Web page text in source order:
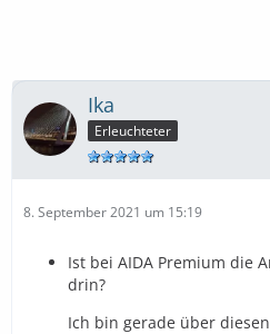
Ika
Erleuchteter
8. September 2021 um 15:19
Ist bei AIDA Premium die
drin?
Ich bin gerade über